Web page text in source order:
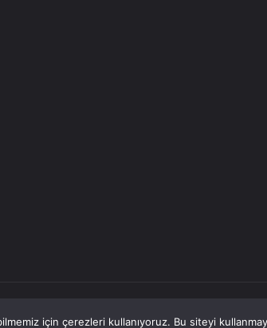
için çerezleri kullanıyoruz. Bu siteyi